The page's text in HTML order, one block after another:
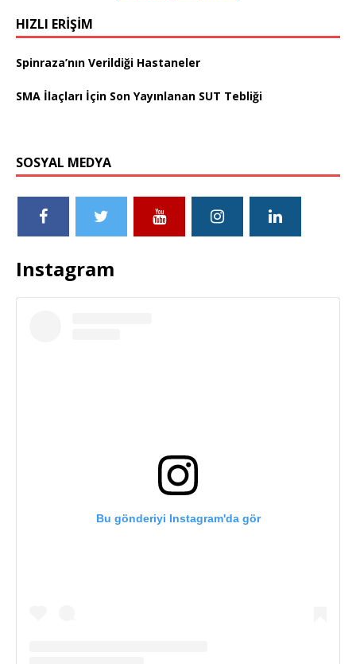
HIZLI ERIŞIM
Spinraza’nın Verildiği Hastaneler
SMA İlaçları İçin Son Yayınlanan SUT Tebliği
SOSYAL MEDYA
Instagram
Bu gönderiyi Instagram'da gör